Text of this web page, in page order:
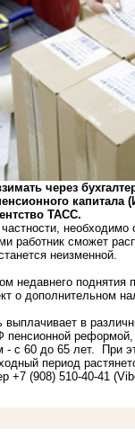
через
капитала
ТАСС.
работник сможет
неизменной.
поднятия
о дополнительном
в
пенсионной
с 60 до 65 лет. При
период
+7 (908) 510-40-41